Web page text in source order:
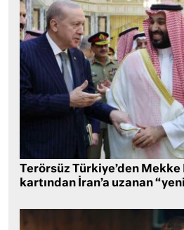
Terörsüz Türkiye’den Mekke
kartından İran’a uzanan